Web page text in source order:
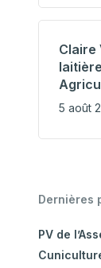
Claire
5 août
Dernières
PV de